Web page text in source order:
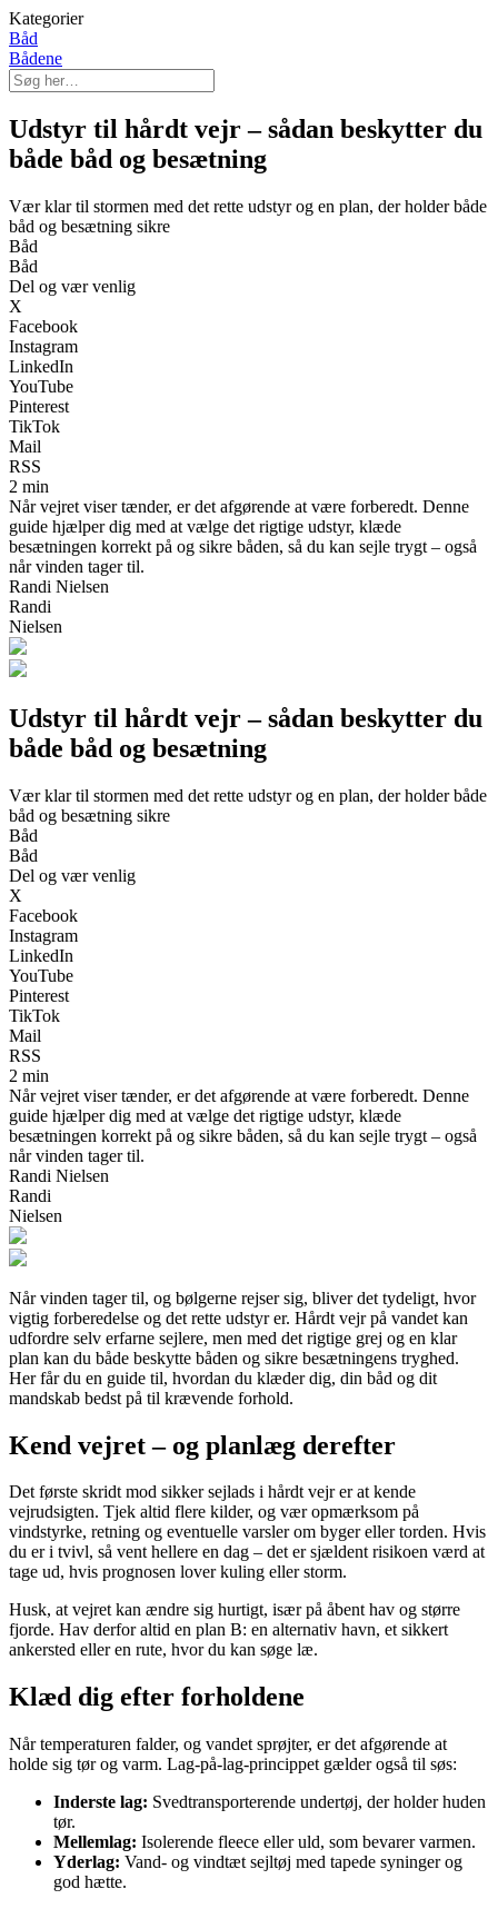
Kategorier
Båd
Bådene
Udstyr til hårdt vejr – sådan beskytter du
både båd og besætning
Vær klar til stormen med det rette udstyr og en plan, der holder både
båd og besætning sikre
Båd
Båd
Del og vær venlig
X
Facebook
Instagram
LinkedIn
YouTube
Pinterest
TikTok
Mail
RSS
2 min
Når vejret viser tænder, er det afgørende at være forberedt. Denne
guide hjælper dig med at vælge det rigtige udstyr, klæde
besætningen korrekt på og sikre båden, så du kan sejle trygt – også
når vinden tager til.
Randi Nielsen
Randi
Nielsen
Udstyr til hårdt vejr – sådan beskytter du
både båd og besætning
Vær klar til stormen med det rette udstyr og en plan, der holder både
båd og besætning sikre
Båd
Båd
Del og vær venlig
X
Facebook
Instagram
LinkedIn
YouTube
Pinterest
TikTok
Mail
RSS
2 min
Når vejret viser tænder, er det afgørende at være forberedt. Denne
guide hjælper dig med at vælge det rigtige udstyr, klæde
besætningen korrekt på og sikre båden, så du kan sejle trygt – også
når vinden tager til.
Randi Nielsen
Randi
Nielsen
Når vinden tager til, og bølgerne rejser sig, bliver det tydeligt, hvor
vigtig forberedelse og det rette udstyr er. Hårdt vejr på vandet kan
udfordre selv erfarne sejlere, men med det rigtige grej og en klar
plan kan du både beskytte båden og sikre besætningens tryghed.
Her får du en guide til, hvordan du klæder dig, din båd og dit
mandskab bedst på til krævende forhold.
Kend vejret – og planlæg derefter
Det første skridt mod sikker sejlads i hårdt vejr er at kende
vejrudsigten. Tjek altid flere kilder, og vær opmærksom på
vindstyrke, retning og eventuelle varsler om byger eller torden. Hvis
du er i tvivl, så vent hellere en dag – det er sjældent risikoen værd at
tage ud, hvis prognosen lover kuling eller storm.
Husk, at vejret kan ændre sig hurtigt, især på åbent hav og større
fjorde. Hav derfor altid en plan B: en alternativ havn, et sikkert
ankersted eller en rute, hvor du kan søge læ.
Klæd dig efter forholdene
Når temperaturen falder, og vandet sprøjter, er det afgørende at
holde sig tør og varm. Lag-på-lag-princippet gælder også til søs:
Inderste lag: Svedtransporterende undertøj, der holder huden
tør.
Mellemlag: Isolerende fleece eller uld, som bevarer varmen.
Yderlag: Vand- og vindtæt sejltøj med tapede syninger og
god hætte.